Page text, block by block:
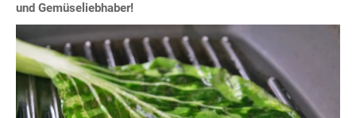
und Gemüseliebhaber!